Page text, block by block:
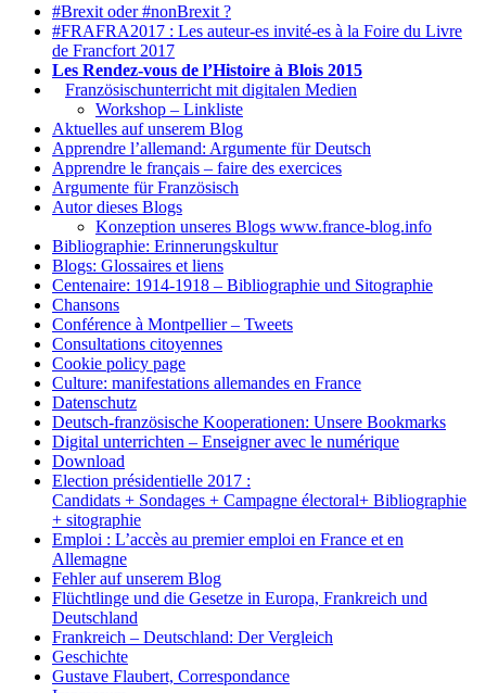
#Brexit oder #nonBrexit ?
#FRAFRA2017 : Les auteur-es invité-es à la Foire du Livre
de Francfort 2017
Les Rendez-vous de l’Histoire à Blois 2015
Französischunterricht mit digitalen Medien
Workshop – Linkliste
Aktuelles auf unserem Blog
Apprendre l’allemand: Argumente für Deutsch
Apprendre le français – faire des exercices
Argumente für Französisch
Autor dieses Blogs
Konzeption unseres Blogs www.france-blog.info
Bibliographie: Erinnerungskultur
Blogs: Glossaires et liens
Centenaire: 1914-1918 – Bibliographie und Sitographie
Chansons
Conférence à Montpellier – Tweets
Consultations citoyennes
Cookie policy page
Culture: manifestations allemandes en France
Datenschutz
Deutsch-französische Kooperationen: Unsere Bookmarks
Digital unterrichten – Enseigner avec le numérique
Download
Election présidentielle 2017 :
Candidats + Sondages + Campagne électoral+ Bibliographie
+ sitographie
Emploi : L’accès au premier emploi en France et en
Allemagne
Fehler auf unserem Blog
Flüchtlinge und die Gesetze in Europa, Frankreich und
Deutschland
Frankreich – Deutschland: Der Vergleich
Geschichte
Gustave Flaubert, Correspondance